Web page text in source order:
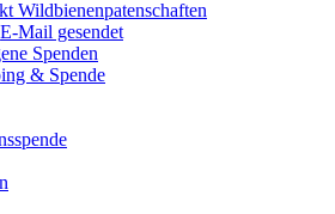
Wildbienenpatenschaften
E-Mail gesendet
Spenden
& Spende